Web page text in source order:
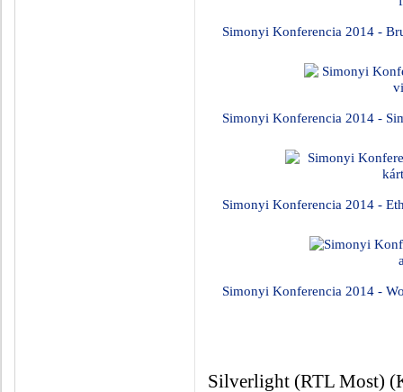
Simonyi Konferencia 2014 -
Simonyi Konferencia 2014 -
Simonyi Konferencia 2014 -
Simonyi Konferencia 2014 -
Silverlight (RTL Most)